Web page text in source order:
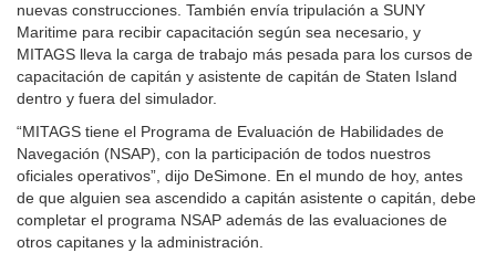
nuevas construcciones. También envía tripulación a SUNY
Maritime para recibir capacitación según sea necesario, y
MITAGS lleva la carga de trabajo más pesada para los cursos de
capacitación de capitán y asistente de capitán de Staten Island
dentro y fuera del simulador.
“MITAGS tiene el Programa de Evaluación de Habilidades de
Navegación (NSAP), con la participación de todos nuestros
oficiales operativos”, dijo DeSimone. En el mundo de hoy, antes
de que alguien sea ascendido a capitán asistente o capitán, debe
completar el programa NSAP además de las evaluaciones de
otros capitanes y la administración.